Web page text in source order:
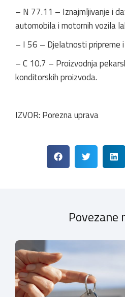
– N 77.11 – Iznajmljivanje i
automobila i motornih vozila
– I 56 – Djelatnosti pripreme i
– C 10.7 – Proizvodnja
konditorskih proizvoda.
IZVOR: Porezna uprava
Povezane